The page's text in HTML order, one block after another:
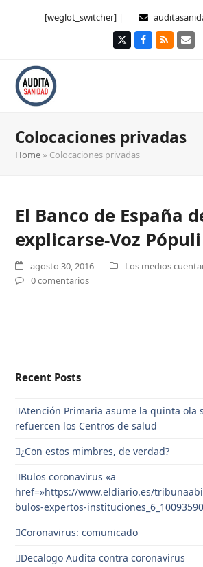
[weglot_switcher] |
TwitterFacebook
RSS
Colocaciones privadas
Home » Colocaciones privadas
El Banco de España
explicarse-Voz Pópuli
agosto 30, 2016
Los medios
0 comentarios
Recent Posts
Atención Primaria asume la quinta ola
refuercen los Centros de salud
¿Con estos mimbres, de verdad?
Bulos coronavirus «a
href=»https://www.eldiario.es/
bulos-expertos-
Coronavirus: comunicado
Decalogo Audita contra coronavirus